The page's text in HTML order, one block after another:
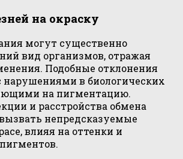
на окраску
могут существенно
вид организмов, отражая
Подобные отклонения
нарушениями в биологических
на пигментацию.
и расстройства обмена
непредсказуемые
влияя на оттенки и